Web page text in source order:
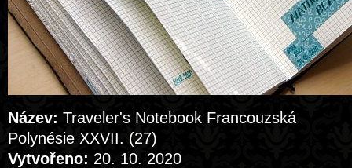
Název: Traveler's Notebook Francouzská
Polynésie XXVII. (27)
Vytvořeno: 20. 10. 2020